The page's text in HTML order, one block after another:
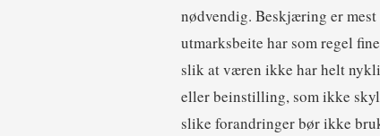
nødvendig. Beskjæring er
utmarksbeite har som regel
slik at væren ikke har helt
eller beinstilling, som ikke
slike forandringer bør ikke